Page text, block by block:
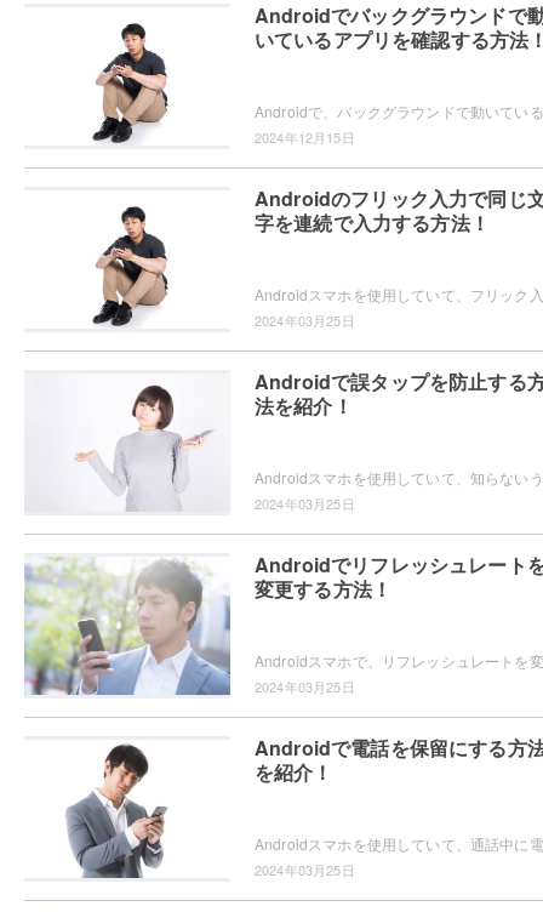
Androidでバックグラウンドで
いているアプリを確認する方法
2024年12月15日
Androidのフリック入力で同じ
字を連続で入力する方法！
2024年03月25日
Androidで誤タップを防止する
法を紹介！
2024年03月25日
Androidでリフレッシュレート
変更する方法！
2024年03月25日
Androidで電話を保留にする方
を紹介！
2024年03月25日